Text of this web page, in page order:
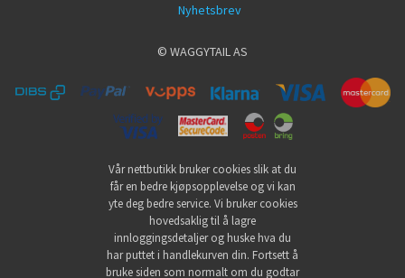
Nyhetsbrev
© WAGGYTAIL AS
Vår nettbutikk bruker cookies slik at du
får en bedre kjøpsopplevelse og vi kan
yte deg bedre service. Vi bruker cookies
hovedsaklig til å lagre
innloggingsdetaljer og huske hva du
har puttet i handlekurven din. Fortsett å
bruke siden som normalt om du godtar